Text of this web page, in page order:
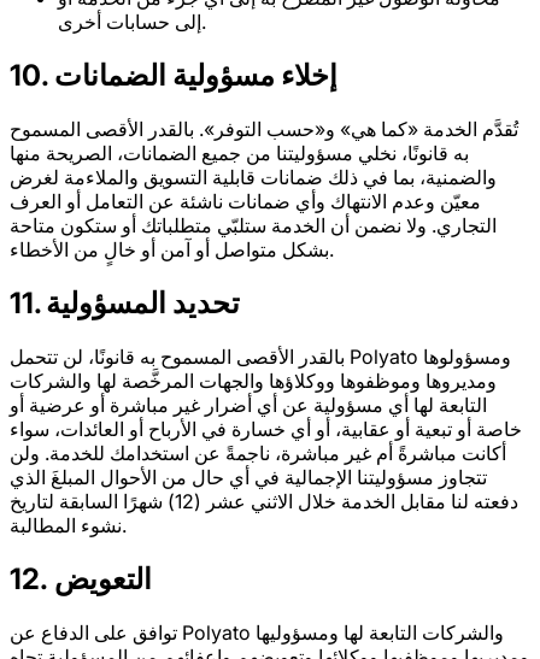
إلى حسابات أخرى.
10. إخلاء مسؤولية الضمانات
تُقدَّم الخدمة «كما هي» و«حسب التوفر». بالقدر الأقصى المسموح
به قانونًا، نخلي مسؤوليتنا من جميع الضمانات، الصريحة منها
والضمنية، بما في ذلك ضمانات قابلية التسويق والملاءمة لغرض
معيّن وعدم الانتهاك وأي ضمانات ناشئة عن التعامل أو العرف
التجاري. ولا نضمن أن الخدمة ستلبّي متطلباتك أو ستكون متاحة
بشكل متواصل أو آمن أو خالٍ من الأخطاء.
11. تحديد المسؤولية
بالقدر الأقصى المسموح به قانونًا، لن تتحمل Polyato ومسؤولوها
ومديروها وموظفوها ووكلاؤها والجهات المرخَّصة لها والشركات
التابعة لها أي مسؤولية عن أي أضرار غير مباشرة أو عرضية أو
خاصة أو تبعية أو عقابية، أو أي خسارة في الأرباح أو العائدات، سواء
أكانت مباشرةً أم غير مباشرة، ناجمةً عن استخدامك للخدمة. ولن
تتجاوز مسؤوليتنا الإجمالية في أي حال من الأحوال المبلغَ الذي
دفعته لنا مقابل الخدمة خلال الاثني عشر (12) شهرًا السابقة لتاريخ
نشوء المطالبة.
12. التعويض
توافق على الدفاع عن Polyato والشركات التابعة لها ومسؤوليها